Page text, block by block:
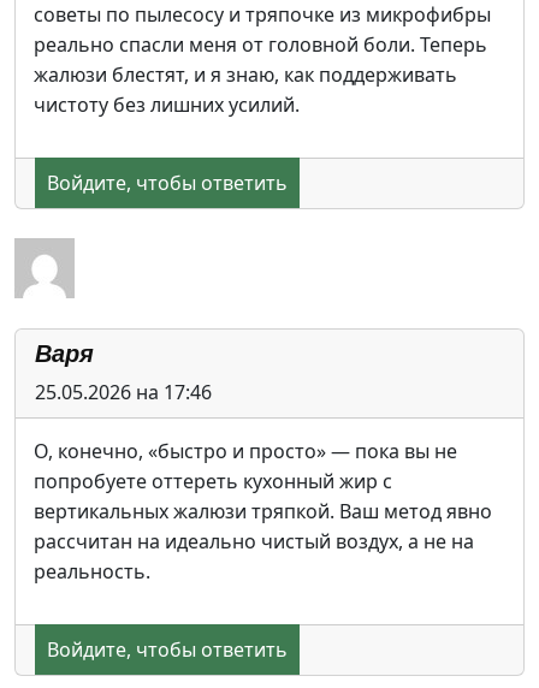
советы по пылесосу и тряпочке из микрофибры
реально спасли меня от головной боли. Теперь
жалюзи блестят, и я знаю, как поддерживать
чистоту без лишних усилий.
Войдите, чтобы ответить
Варя
25.05.2026 на 17:46
О, конечно, «быстро и просто» — пока вы не
попробуете оттереть кухонный жир с
вертикальных жалюзи тряпкой. Ваш метод явно
рассчитан на идеально чистый воздух, а не на
реальность.
Войдите, чтобы ответить